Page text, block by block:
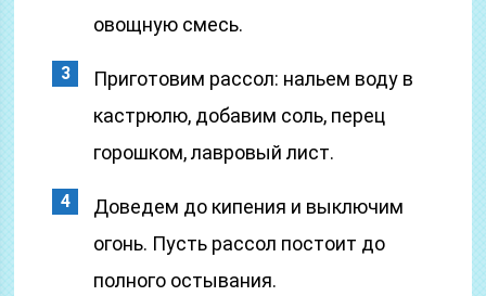
овощную смесь.
Приготовим рассол: нальем воду в
кастрюлю, добавим соль, перец
горошком, лавровый лист.
Доведем до кипения и выключим
огонь. Пусть рассол постоит до
полного остывания.